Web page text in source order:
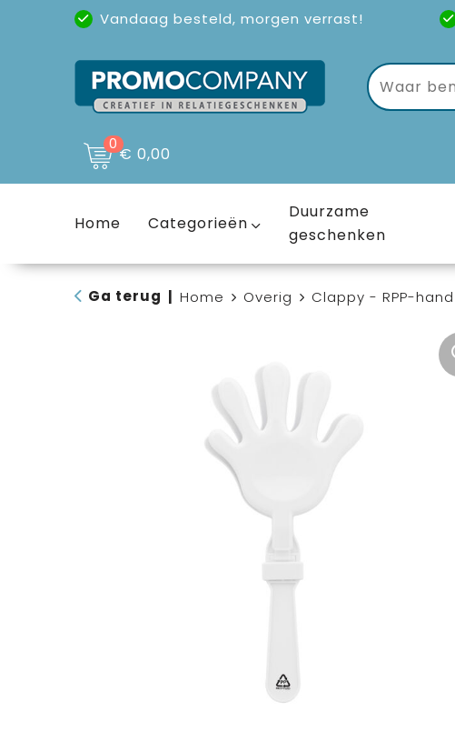
Vandaag besteld, morgen verrast!
Uitstekende reviews(4,6/5)
0€ 0,00
Home Categorieën
Duurzame
geschenken
Ga terug Home Overig Clappy - RPP-